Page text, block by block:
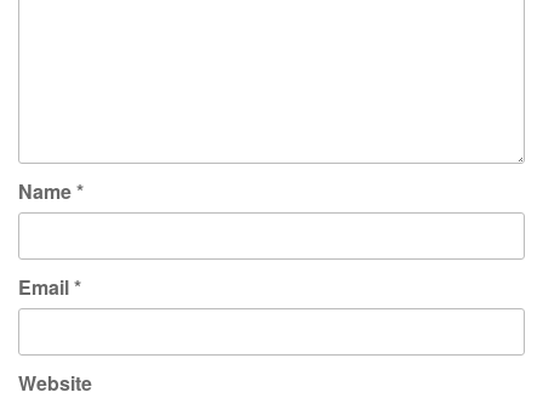
Name*
Email*
Website